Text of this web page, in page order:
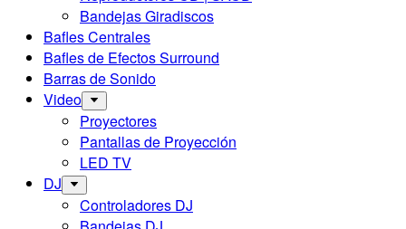
Bandejas Giradiscos
Bafles Centrales
Bafles de Efectos Surround
Barras de Sonido
Video
Proyectores
Pantallas de Proyección
LED TV
DJ
Controladores DJ